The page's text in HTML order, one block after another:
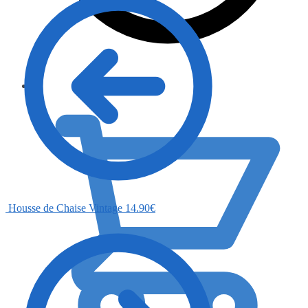
0.00
Housse de Chaise Vintage 14.90€